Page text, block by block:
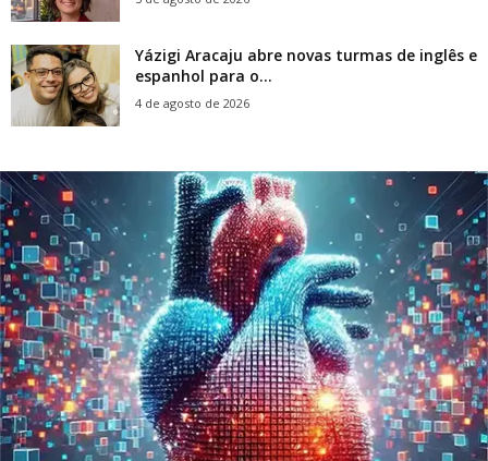
Yázigi Aracaju abre novas turmas de inglês e
espanhol para o...
4 de agosto de 2026